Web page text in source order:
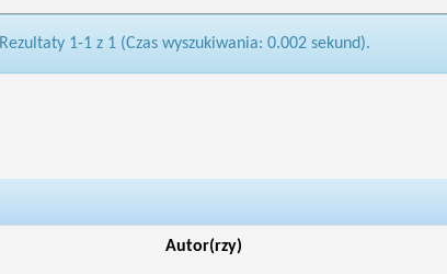
Rezultaty 1-1 z 1 (Czas wyszukiwania: 0.002 sekund).
Autor(rzy)